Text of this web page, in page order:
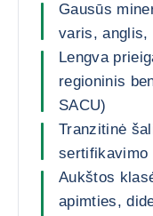
Gausūs
varis,
Lengva
regioninis
SACU)
Tranzitinė
sertifikavimo
Aukštos
apimties,